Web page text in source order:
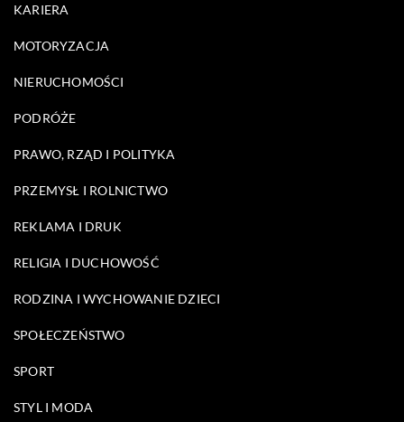
KARIERA
MOTORYZACJA
NIERUCHOMOŚCI
PODRÓŻE
PRAWO, RZĄD I POLITYKA
PRZEMYSŁ I ROLNICTWO
REKLAMA I DRUK
RELIGIA I DUCHOWOŚĆ
RODZINA I WYCHOWANIE DZIECI
SPOŁECZEŃSTWO
SPORT
STYL I MODA